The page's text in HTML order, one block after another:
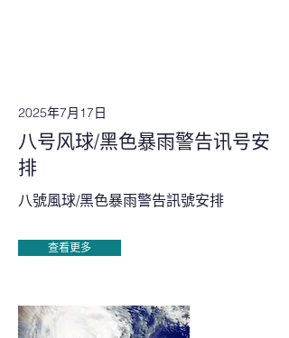
2025年7月17日
八号风球/黑色暴雨警告讯号安
排
八號風球/黑色暴雨警告訊號安排
查看更多